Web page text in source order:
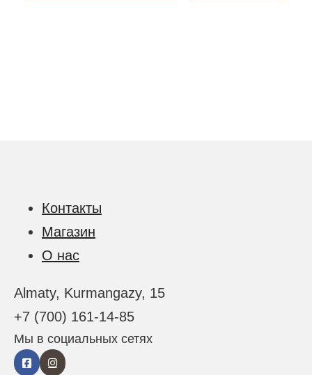
Контакты
Магазин
О нас
Almaty, Kurmangazy, 15
+7 (700) 161-14-85
Мы в социальных сетях